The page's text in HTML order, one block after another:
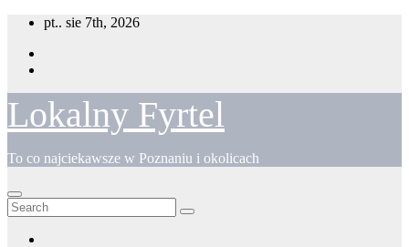
Skip
content
pt.. sie 7th, 2026
Lokalny Fyrtel
To co najciekawsze w Poznaniu i okolicach